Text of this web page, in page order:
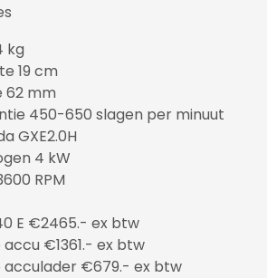
kg
19 cm
62 mm
450-650 slagen per minuut
GXE2.0H
4 kW
RPM
E €2465.- ex btw
accu €1361.- ex btw
acculader €679.- ex btw